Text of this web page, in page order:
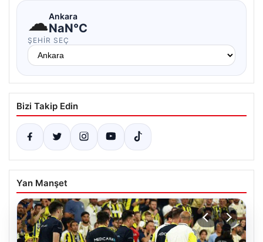
☁Ankara
NaN°C
ŞEHIR SEÇ
Bizi Takip Edin
Yan Manşet